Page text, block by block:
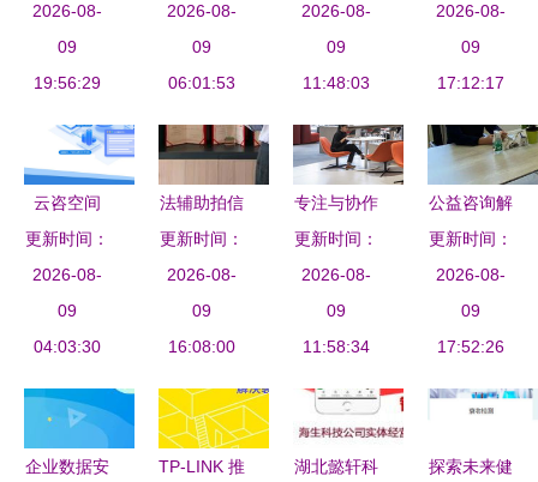
询服务的智
慧新高度
2026-08-
09
19:56:29
有限公司的
发展与启示
2026-08-
09
06:01:53
学业咨询指
引成长之路
2026-08-
09
11:48:03
务 您的安
心置业向导
2026-08-
09
17:12:17
云咨空间
以服务为
本，赋能工
程咨询数字
未来
更新时间：
2026-08-
09
04:03:30
法辅助拍信
息咨询 破
解司法拍卖
信息壁垒的
专业服务
更新时间：
2026-08-
09
16:08:00
专注与协作
的艺术 商
务咨询服务
公司纽约总
部设计赏析
更新时间：
2026-08-
09
11:58:34
公益咨询解
难题 为民
服务映初心
更新时间：
2026-08-
09
17:52:26
企业数据安
TP-LINK 推
湖北懿轩科
探索未来健